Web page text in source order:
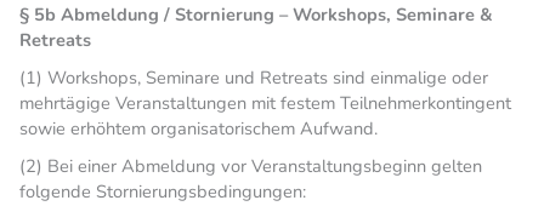
§ 5b Abmeldung / Stornierung – Workshops, Seminare &
Retreats
(1) Workshops, Seminare und Retreats sind einmalige oder
mehrtägige Veranstaltungen mit festem Teilnehmerkontingent
sowie erhöhtem organisatorischem Aufwand.
(2) Bei einer Abmeldung vor Veranstaltungsbeginn gelten
folgende Stornierungsbedingungen: